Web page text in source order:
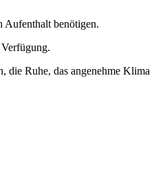
Aufenthalt benötigen.
die Ruhe, das angenehme Klima